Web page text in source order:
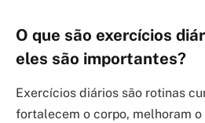
O que são exercícios
eles são importantes?
Exercícios diários são rotinas
fortalecem o corpo, melhoram o